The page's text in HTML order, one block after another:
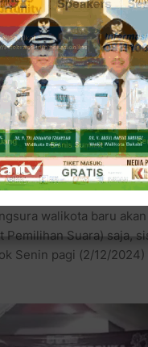
massa) FBR dari
Bekasi.
Kebalikan
di 5 Kecamatan, Dan
di 7 Kecamatan
tungsura yang akan
walikota baru
Pemilihan Suara) saja,
Senin pagi (2/12/